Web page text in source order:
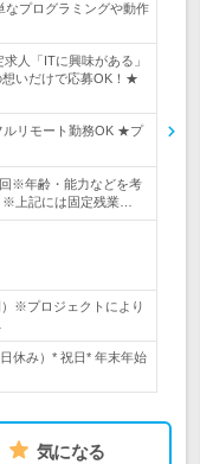
プログラミングや動作
人「ITに興味がある」
想いだけで応募OK！★
リモート勤務OK ★プ
※年齢・能力などを考
※上記には固定残業…
※プロジェクトにより
休み）* 祝日* 年末年始
気になる